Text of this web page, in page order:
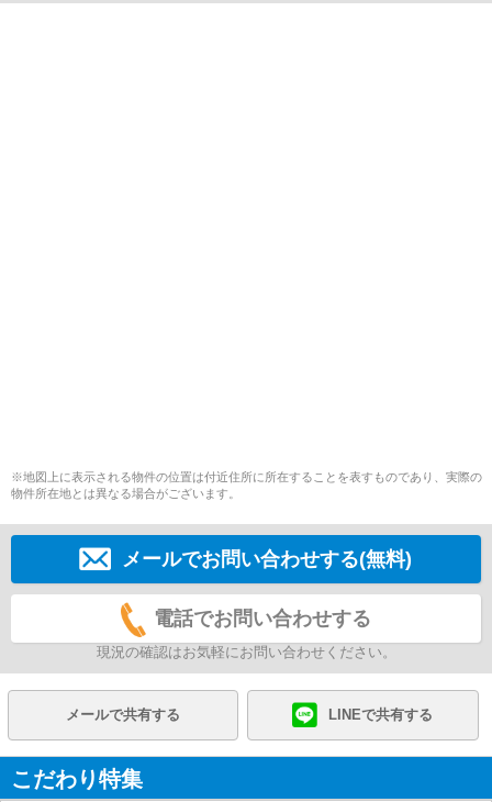
※地図上に表示される物件の位置は付近住所に所在することを表すものであり、実際の
物件所在地とは異なる場合がございます。
メールでお問い合わせする(無料)
電話でお問い合わせする
現況の確認はお気軽にお問い合わせください。
メールで共有する LINEで共有する
こだわり特集